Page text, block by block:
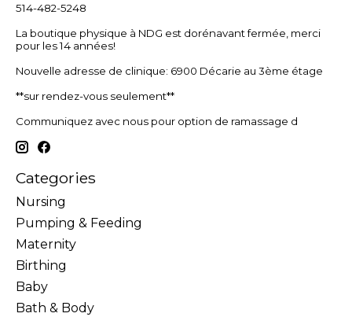
514-482-5248
La boutique physique à NDG est dorénavant fermée, merci
pour les 14 années!
Nouvelle adresse de clinique: 6900 Décarie au 3ème étage
**sur rendez-vous seulement**
Communiquez avec nous pour option de ramassage d
Categories
Nursing
Pumping & Feeding
Maternity
Birthing
Baby
Bath & Body